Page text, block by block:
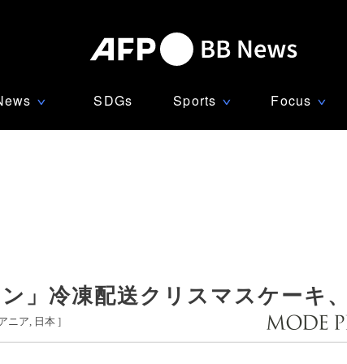
∨ SDGs Sports ∨ Focus ∨
」冷凍配送クリスマスケーキ
ニア 日本 ]